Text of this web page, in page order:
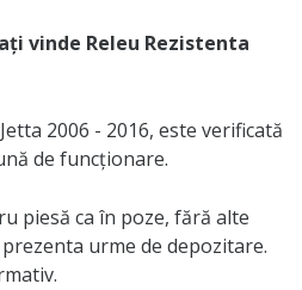
vinde Releu Rezistenta
2006 - 2016, este verificată
de funcționare.
piesă ca în poze, fără alte
urme de depozitare.